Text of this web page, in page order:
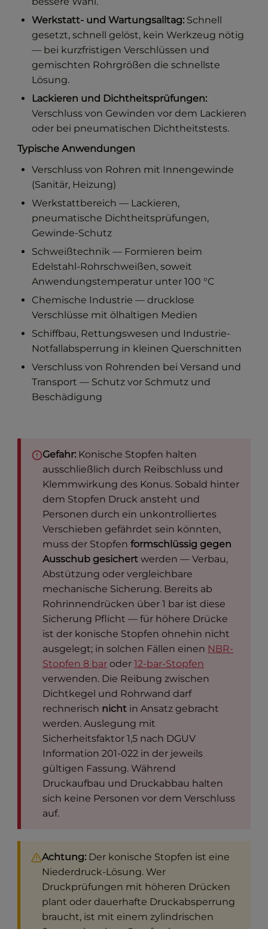
Werkstatt- und Wartungsalltag: Schnell
gesetzt, schnell gelöst, kein Werkzeug nötig
— bei kurzfristigen Verschlüssen und
gemischten Rohrgrößen die schnellste
Lösung.
Lackieren und Dichtheitsprüfungen:
Verschluss von Gewinden vor dem Lackieren
oder bei pneumatischen Dichtheitstests.
Typische Anwendungen
Verschluss von Rohren mit Innengewinde
(Sanitär, Heizung)
Werkstattbereich — Lackieren,
pneumatische Dichtheitsprüfungen,
Gewinde-Schutz
Schweißtechnik — Formieren beim
Edelstahl-Rohrschweißen, soweit
Anwendungstemperatur unter 100 °C
Chemische Industrie — drucklose
Verschlüsse mit ölhaltigen Medien
Schiffbau, Rettungswesen und Industrie-
Notfallabsperrung in kleinen Querschnitten
Verschluss von Rohrenden bei Versand und
Transport — Schutz vor Schmutz und
Beschädigung
Gefahr: Konische Stopfen halten
ausschließlich durch Reibschluss und
Klemmwirkung des Konus. Sobald hinter
dem Stopfen Druck ansteht und
Personen durch ein unkontrolliertes
Verschieben gefährdet sein könnten,
muss der Stopfenformschlüssig gegen
Ausschub gesichert werden — Verbau,
Abstützung oder vergleichbare
mechanische Sicherung. Bereits ab
Rohrinnendrücken über 1 bar ist diese
Sicherung Pflicht — für höhere Drücke
ist der konische Stopfen ohnehin nicht
ausgelegt; in solchen Fällen einen NBR-
Stopfen 8 bar oder12-bar-Stopfen
verwenden. Die Reibung zwischen
Dichtkegel und Rohrwand darf
rechnerisch nicht in Ansatz gebracht
werden. Auslegung mit
Sicherheitsfaktor 1,5 nach DGUV
Information 201-022 in der jeweils
gültigen Fassung. Während
Druckaufbau und Druckabbau halten
sich keine Personen vor dem Verschluss
auf.
Achtung: Der konische Stopfen ist eine
Niederdruck-Lösung. Wer
Druckprüfungen mit höheren Drücken
plant oder dauerhafte Druckabsperrung
braucht, ist mit einem zylindrischen